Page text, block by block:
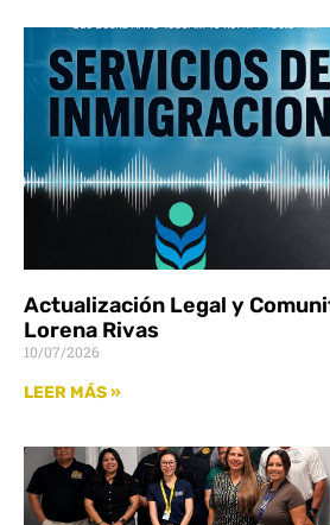
Actualización Legal y
Lorena Rivas
10/07/2026
LEER MÁS »